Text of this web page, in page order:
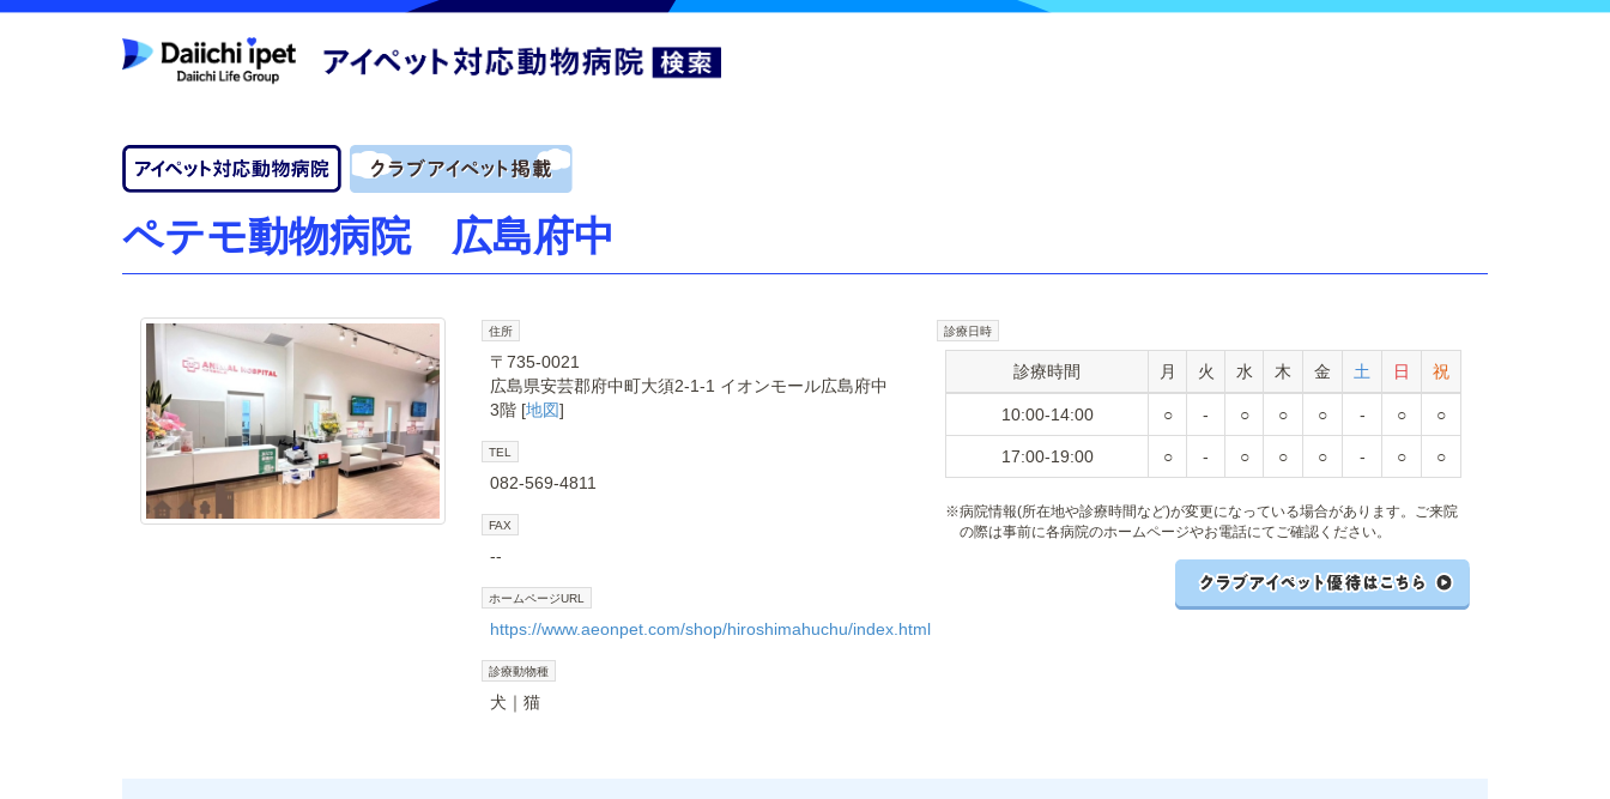
ペテモ動物病院 広島府中
住所
〒735-0021
広島県安芸郡府中町大須2-1-1 イオンモール広島府中
3階 [地図]
TEL
082-569-4811
FAX
--
ホームページURL
https://www.aeonpet.com/shop/hiroshimahuchu/index.html
診療動物種
犬 猫
診療日時
診療時間 月 火 水 木 金 土 日 祝
10:00-14:00 ○ - ○ ○ ○ - ○ ○
17:00-19:00 ○ - ○ ○ ○ - ○ ○
※病院情報(所在地や診療時間など)が変更になっている場合があります。ご来院
の際は事前に各病院のホームページやお電話にてご確認ください。